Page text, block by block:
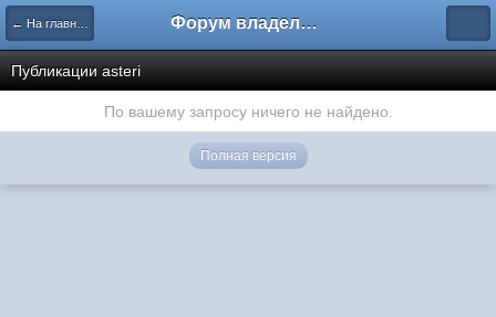
← На главную Форум владельцев интернет-магазинов
Публикации asteri
По вашему запросу ничего не найдено.
Полная версия